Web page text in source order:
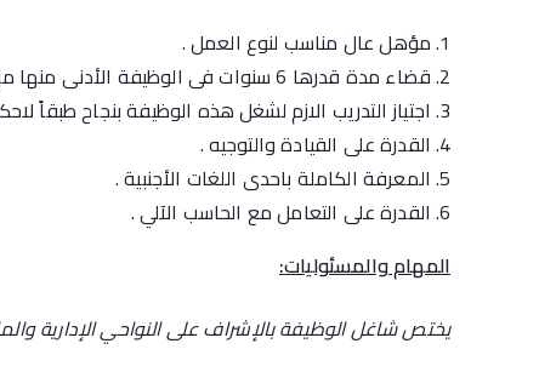
مؤهل عال مناسب لنوع العمل .
قضاء مدة قدرها 6 سنوات فى الوظيفة الأدنى منها مباشرة .
اجتياز التدريب الازم لشغل هذه الوظيفة بنجاح طبقاً لاحكام القانون رقم (5) لسنـــــة
القدرة على القيادة والتوجيه .
المعرفة الكاملة باحدى اللغات الأجنبية .
القدرة على التعامل مع الحاسب الآلي .
المهام والمسئوليات:
يختص شاغل الوظيفة بالإشراف على النواحي الإدارية